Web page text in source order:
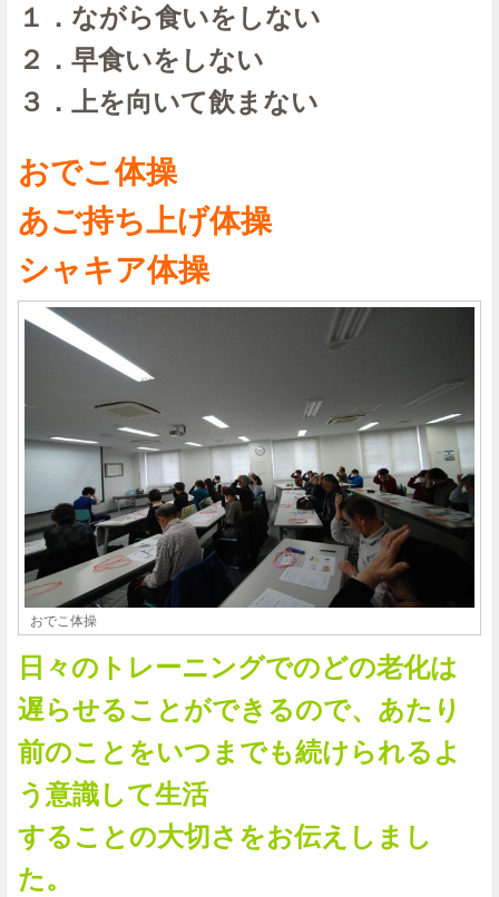
１．ながら食いをしない
２．早食いをしない
３．上を向いて飲まない
おでこ体操
あご持ち上げ体操
シャキア体操
おでこ体操
日々のトレーニングでのどの老化は
遅らせることができるので、あたり
前のことをいつまでも続けられるよ
う意識して生活
することの大切さをお伝えしまし
た。